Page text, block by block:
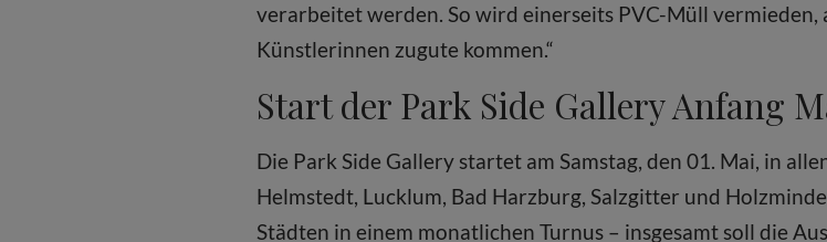
verarbeitet werden. So wird einerseits PVC-Müll vermieden,
Künstlerinnen zugute kommen.“
Start der Park Side Gallery Anfang
Die Park Side Gallery startet am Samstag, den 01. Mai, in
Helmstedt, Lucklum, Bad Harzburg, Salzgitter und
Städten in einem monatlichen Turnus – insgesamt soll die